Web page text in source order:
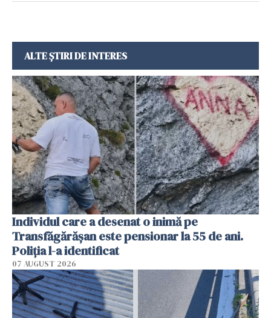
ALTE ȘTIRI DE INTERES
Individul care a desenat o inimă pe
Transfăgărășan este pensionar la 55 de ani.
Poliția l-a identificat
07 AUGUST 2026